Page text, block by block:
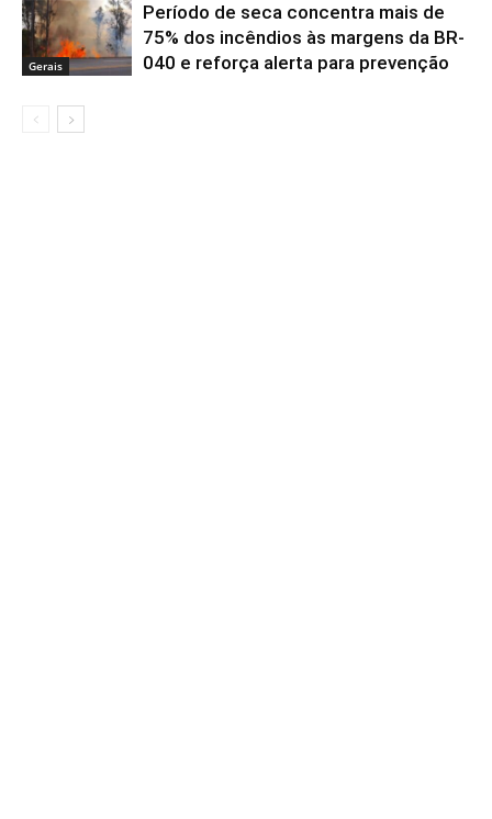
Gerais
Período de seca concentra mais de
75% dos incêndios às margens da BR-
040 e reforça alerta para prevenção